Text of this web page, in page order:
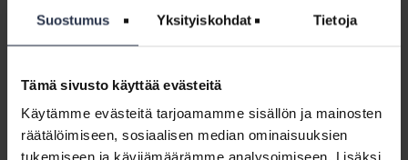
Suostumus Yksityiskohdat Tietoja
Tämä sivusto käyttää evästeitä
Käytämme evästeitä tarjoamamme sisällön ja mainosten
räätälöimiseen, sosiaalisen median ominaisuuksien
tukemiseen ja kävijämäärämme analysoimiseen. Lisäksi
Isännöintiliiton jäsenilleen tuottamia yhdenvertaisuuteen
liittyä materiaaleja löydät täältä (vaatii jäsenkirjautumisen).
Vastuullisuus Yhdenvertaisuus